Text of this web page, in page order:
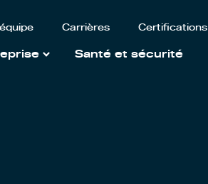
Carrières Certifications
Santé et sécurité